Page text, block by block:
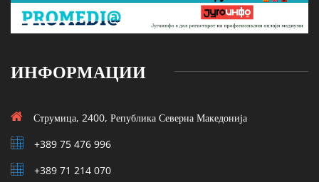
ИНФОРМАЦИИ
Струмица, 2400, Република Северна Македонија
+389 75 476 996
+389 71 214 070